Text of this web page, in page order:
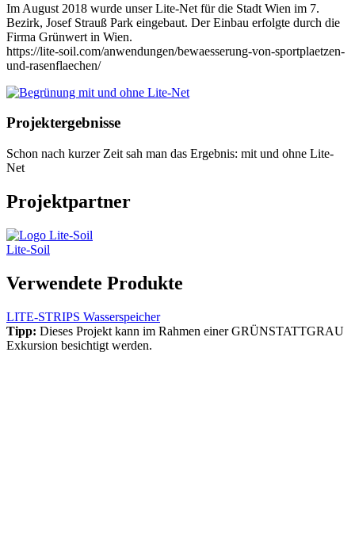
Im August 2018 wurde unser Lite-Net für die Stadt Wien im 7.
Bezirk, Josef Strauß Park eingebaut. Der Einbau erfolgte durch die
Firma Grünwert in Wien.
https://lite-soil.com/anwendungen/bewaesserung-von-sportplaetzen-
und-rasenflaechen/
Projektergebnisse
Schon nach kurzer Zeit sah man das Ergebnis: mit und ohne Lite-
Net
Projektpartner
Lite-Soil
Verwendete Produkte
LITE-STRIPS Wasserspeicher
Tipp: Dieses Projekt kann im Rahmen einer GRÜNSTATTGRAU
Exkursion besichtigt werden.